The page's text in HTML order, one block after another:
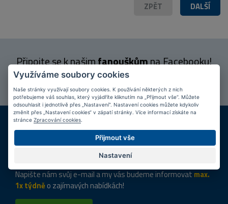
DALŠÍ
ZPĚT
Připojte se k našimfanouškůmna Facebooku!
PŘIPOJIT SE
DOPRAVA ZDARMA
Při nákupu nad 2 000 Kč
KAMENNÉ PRODEJNY
Jsme na trhu více než 10 let
Napište nám svůj e-mail a my vás budeme informovat max.
1x týdně o zajímavých nabídkách!
Využíváme soubory cookies
Naše stránky využívají soubory cookies. K používání některých z nich
potřebujeme váš souhlas, který vyjádříte kliknutím na „Přijmout vše“. Můžete
odsouhlasit i jednotlivě přes „Nastavení“. Nastavení cookies můžete kdykoliv
změnit přes „Nastavení cookies“ v zápatí stránky. Více informací získáte na
stránce Zpracování cookies
Přijmout vše
Nastavení